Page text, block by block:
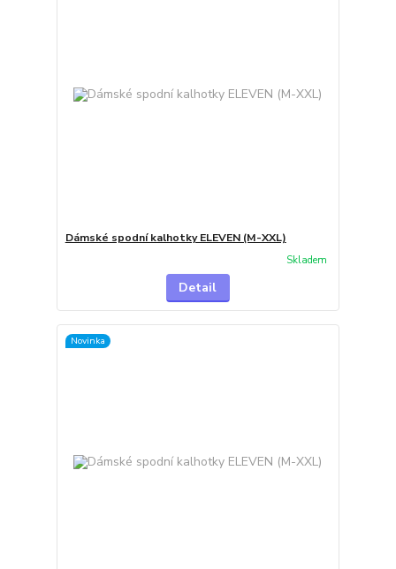
Dámské spodní kalhotky ELEVEN (M-XXL)
Skladem
Detail
Novinka